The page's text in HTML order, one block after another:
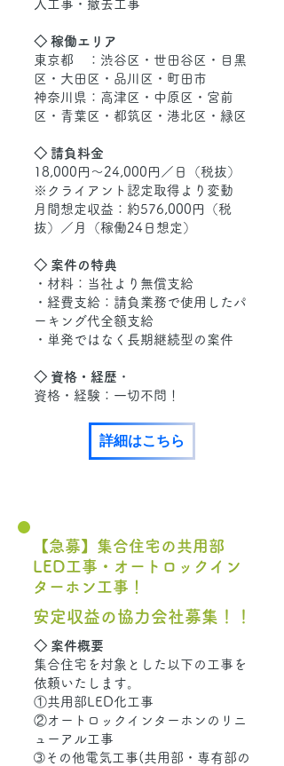
入工事・撤去工事
◇ 稼働エリア
東京都 ：渋谷区・世田谷区・目黒
区・大田区・品川区・町田市
神奈川県：高津区・中原区・宮前
区・青葉区・都筑区・港北区・緑区
◇ 請負料金
18,000円～24,000円／日（税抜）
※クライアント認定取得より変動
月間想定収益：約576,000円（税
抜）／月（稼働24日想定）
◇ 案件の特典
・材料：当社より無償支給
・経費支給：請負業務で使用したパ
ーキング代全額支給
・単発ではなく長期継続型の案件
◇ 資格・経歴 ・
資格・経験：一切不問！
詳細はこちら
【急募】集合住宅の共用部
LED工事・オートロックイン
ターホン工事！
安定収益の協力会社募集！！
◇ 案件概要
集合住宅を対象とした以下の工事を
依頼いたします。
①共用部LED化工事
②オートロックインターホンのリニ
ューアル工事
➂その他電気工事(共用部・専有部の